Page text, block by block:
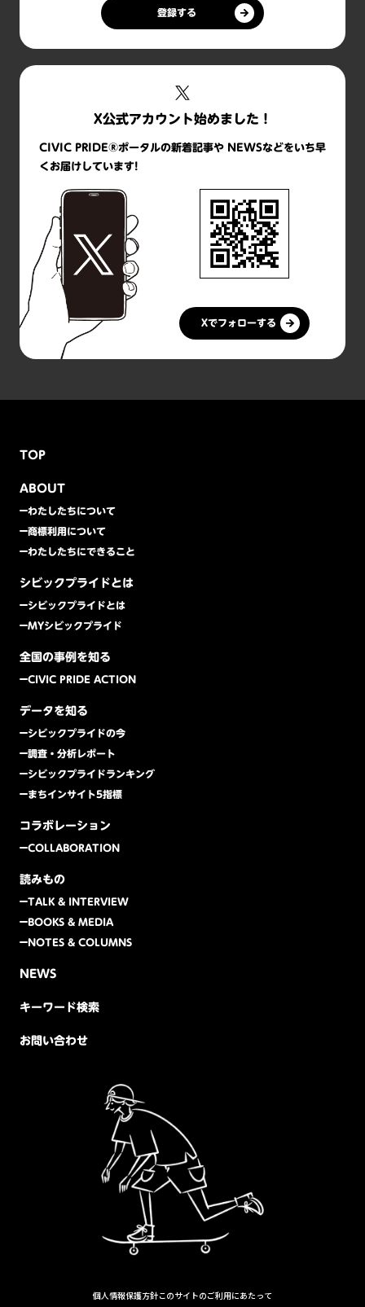
登録する
X公式アカウント始めました！
CIVIC PRIDE®ポータルの新着記事や NEWSなどをいち早
くお届けしています!
Xでフォローする
TOP
ABOUT
わたしたちについて
商標利用について
わたしたちにできること
シビックプライドとは
シビックプライドとは
MYシビックプライド
全国の事例を知る
CIVIC PRIDE ACTION
データを知る
シビックプライドの今
調査・分析レポート
シビックプライドランキング
まちインサイト5指標
コラボレーション
COLLABORATION
読みもの
TALK & INTERVIEW
BOOKS & MEDIA
NOTES & COLUMNS
NEWS
キーワード検索
お問い合わせ
個人情報保護方針このサイトのご利用にあたって